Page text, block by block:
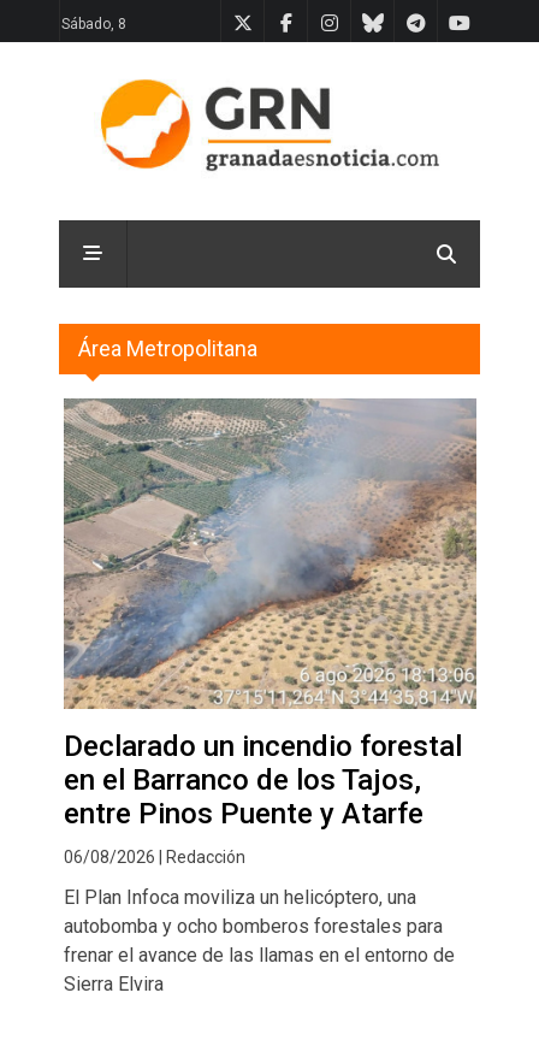
Sábado, 8
Área Metropolitana
Declarado un incendio forestal
en el Barranco de los Tajos,
entre Pinos Puente y Atarfe
06/08/2026 | Redacción
El Plan Infoca moviliza un helicóptero, una
autobomba y ocho bomberos forestales para
frenar el avance de las llamas en el entorno de
Sierra Elvira